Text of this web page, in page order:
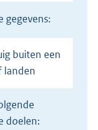
gegevens:
landen
doelen: